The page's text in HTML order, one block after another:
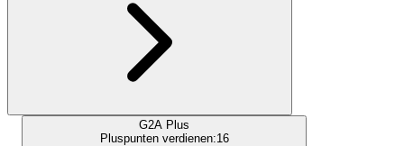
G2A Plus
Pluspunten verdienen:16